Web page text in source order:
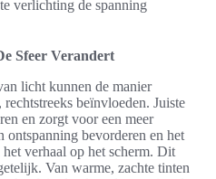
verlichting de spanning
Sfeer Verandert
licht kunnen de manier
beïnvloeden. Juiste
en zorgt voor een meer
ontspanning bevorderen en het
verhaal op het scherm. Dit
Van warme, zachte tinten